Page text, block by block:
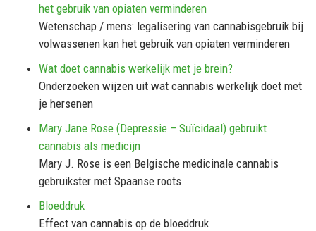
het gebruik van opiaten verminderen
Wetenschap / mens: legalisering van cannabisgebruik bij
volwassenen kan het gebruik van opiaten verminderen
Wat doet cannabis werkelijk met je brein?
Onderzoeken wijzen uit wat cannabis werkelijk doet met
je hersenen
Mary Jane Rose (Depressie – Suïcidaal) gebruikt
cannabis als medicijn
Mary J. Rose is een Belgische medicinale cannabis
gebruikster met Spaanse roots.
Bloeddruk
Effect van cannabis op de bloeddruk